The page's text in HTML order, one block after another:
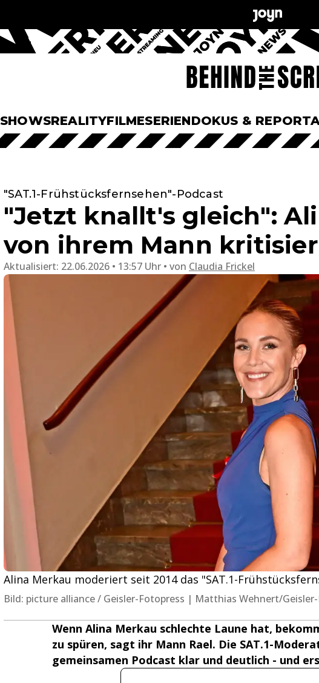
SHOWSREALITYFILMESERIENDOKUS &
"SAT.1-Frühstücksfernsehen"-Podcast
"Jetzt knallt's gleich":
von ihrem Mann
Aktualisiert: 22.06.2026 • 13:57 Uhr von Claudia Frickel
Alina Merkau moderiert seit 2014 das "SAT.1-
Bild: picture alliance / Geisler-Fotopress | Matthias Wehnert/
Wenn Alina Merkau schlechte Laune hat,
zu spüren, sagt ihr Mann Rael. Die SAT.1-
gemeinsamen Podcast klar und deutlich - und